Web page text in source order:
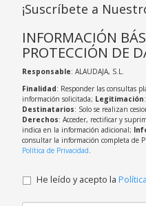
¡Suscríbete a
INFORMACIÓN
PROTECCIÓN DE
Responsable: ALAUDAJA, S.L.
Finalidad: Responder las consultas
información solicitada; Legitimación
Destinatarios: Solo se realizan
Derechos: Acceder, rectificar y
indica en la información adicional;
consultar la información completa de
Política de Privacidad.
He leído y acepto la